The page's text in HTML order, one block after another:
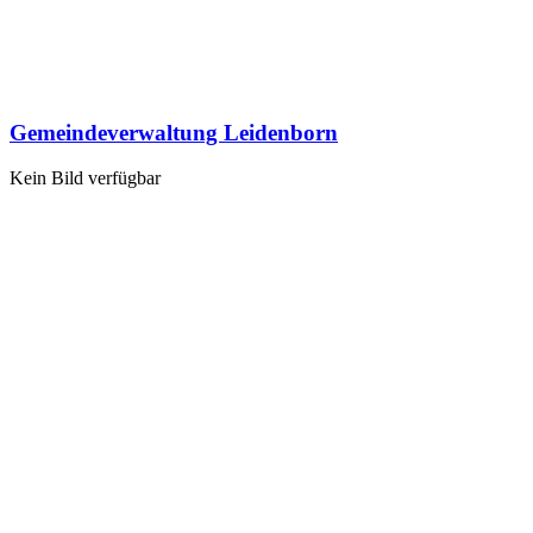
Gemeindeverwaltung Leidenborn
Kein Bild verfügbar